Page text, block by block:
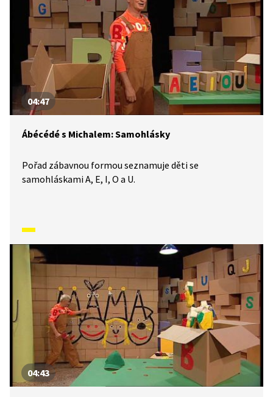
04:47
Ábécédé s Michalem: Samohlásky
Pořad zábavnou formou seznamuje děti se
samohláskami A, E, I, O a U.
04:43